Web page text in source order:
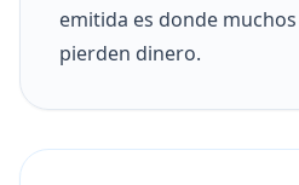
emitida es donde
pierden dinero.